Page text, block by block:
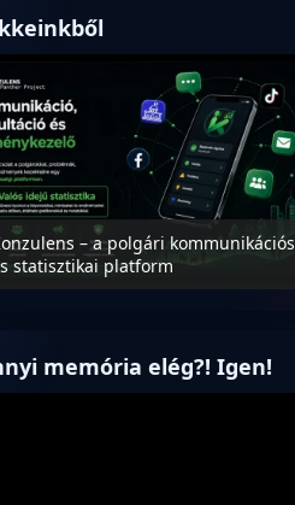
– a polgári kommunikációs
statisztikai platform
memória elég?! Igen!